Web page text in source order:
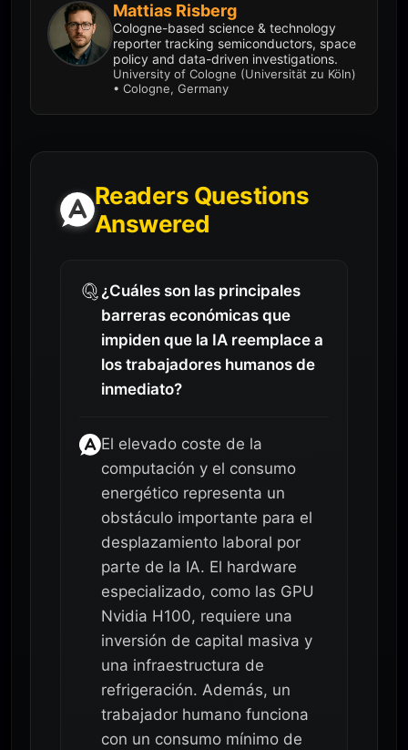
Mattias Risberg
Cologne-based science & technology
reporter tracking semiconductors, space
policy and data-driven investigations.
University of Cologne (Universität zu Köln)
• Cologne, Germany
Readers Questions
Answered
¿Cuáles son las principales
barreras económicas que
impiden que la IA reemplace a
los trabajadores humanos de
inmediato?
El elevado coste de la
computación y el consumo
energético representa un
obstáculo importante para el
desplazamiento laboral por
parte de la IA. El hardware
especializado, como las GPU
Nvidia H100, requiere una
inversión de capital masiva y
una infraestructura de
refrigeración. Además, un
trabajador humano funciona
con un consumo mínimo de